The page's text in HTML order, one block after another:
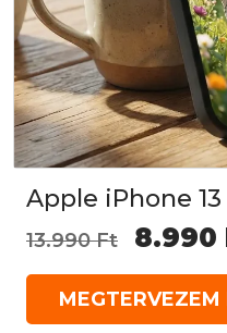
Apple iPhone
13.990Ft
Original
price
was:
8.990
Current
price
is: